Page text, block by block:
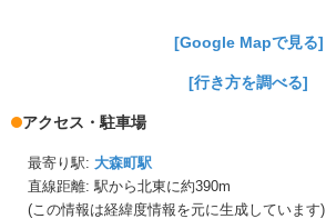
[Google Mapで見る]
[行き方を調べる]
アクセス・駐車場
最寄り駅: 大森町駅
直線距離: 駅から北東に約390m
(この情報は経緯度情報を元に生成しています)